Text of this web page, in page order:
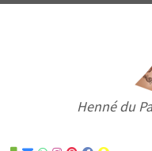
Henné du